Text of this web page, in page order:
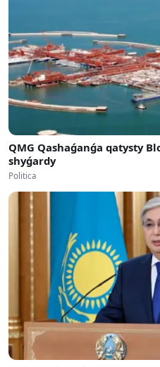
QMG Qashaǵanǵa qatysty
shyǵardy
Politica